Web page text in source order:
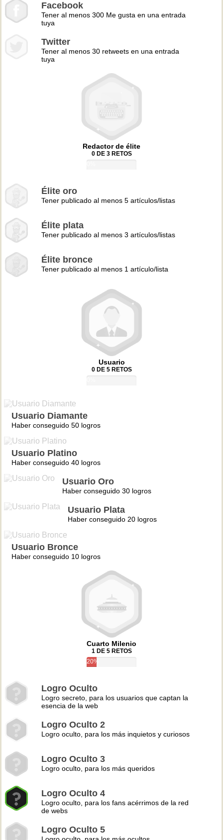
Facebook
Tener al menos 300 Me gusta en una entrada
tuya
Twitter
Tener al menos 30 retweets en una entrada
tuya
Redactor de élite
0 DE 3 RETOS
Élite oro
Tener publicado al menos 5 artículos/listas
Élite plata
Tener publicado al menos 3 artículos/listas
Élite bronce
Tener publicado al menos 1 artículo/lista
Usuario
0 DE 5 RETOS
Usuario Diamante
Haber conseguido 50 logros
Usuario Platino
Haber conseguido 40 logros
Usuario Oro
Haber conseguido 30 logros
Usuario Plata
Haber conseguido 20 logros
Usuario Bronce
Haber conseguido 10 logros
Cuarto Milenio
1 DE 5 RETOS
20%
Logro Oculto
Logro secreto, para los usuarios que captan la
esencia de la web
Logro Oculto 2
Logro oculto, para los más inquietos y curiosos
Logro Oculto 3
Logro oculto, para los más queridos
Logro Oculto 4
Logro oculto, para los fans acérrimos de la red
de webs
Logro Oculto 5